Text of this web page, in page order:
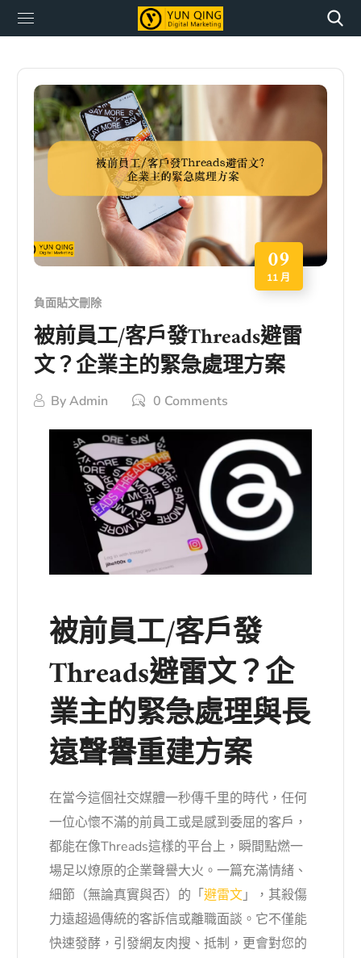
09
11 月
負面貼文刪除
被前員工/客戶發Threads避雷
文？企業主的緊急處理方案
ByAdmin 0 Comments
被前員工/客戶發
Threads避雷文？企
業主的緊急處理與長
遠聲譽重建方案
在當今這個社交媒體一秒傳千里的時代，任何
一位心懷不滿的前員工或是感到委屈的客戶，
都能在像Threads這樣的平台上，瞬間點燃一
場足以燎原的企業聲譽大火。一篇充滿情緒、
細節（無論真實與否）的「避雷文」，其殺傷
力遠超過傳統的客訴信或離職面談。它不僅能
快速發酵，引發網友肉搜、抵制，更會對您的